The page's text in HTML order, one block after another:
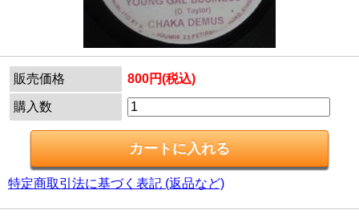
販売価格 800円(税込)
購入数
特定商取引法に基づく表記 (返品など)